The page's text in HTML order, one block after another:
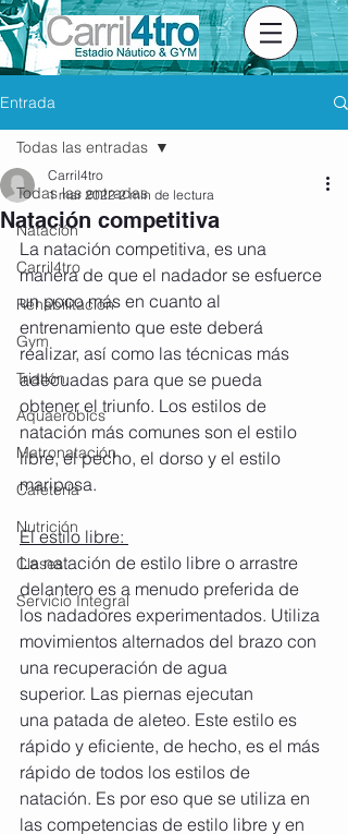
Entrada
Todas las entradas
Natación
Carril4tro
Rehabilitación
Gym
Triatlón
Aquaerobics
Matronatación
Cafetería
Nutrición
Clases
Servicio Integral
Todas las entradas
Natación competitiva
Carril4tro
1 mar 2022 2 min de lectura
La natación competitiva, es una
manera de que el nadador se esfuerce
un poco más en cuanto al
entrenamiento que este deberá
realizar, así como las técnicas más
adecuadas para que se pueda
obtener el triunfo. Los estilos de
natación más comunes son el estilo
libre, el pecho, el dorso y el estilo
mariposa.
El estilo libre:
La natación de estilo libre o arrastre
delantero es a menudo preferida de
los nadadores experimentados. Utiliza
movimientos alternados del brazo con
una recuperación de agua
superior. Las piernas ejecutan
una patada de aleteo. Este estilo es
rápido y eficiente, de hecho, es el más
rápido de todos los estilos de
natación. Es por eso que se utiliza en
las competencias de estilo libre y en